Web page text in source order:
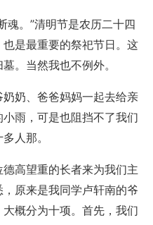
魂。”清明节是农历二十四
是最重要的祭祀节日。这
。当然我也不例外。
奶、爸爸妈妈一起去给亲
雨，可是也阻挡不了我们
人那。
高望重的长者来为我们主
原来是我同学卢轩南的爷
概分为十项。首先，我们